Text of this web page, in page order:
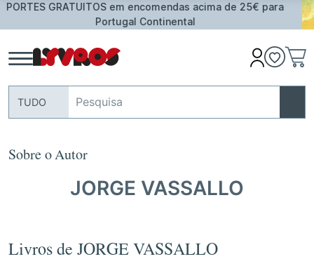
acima de 25€ para
Oferta de Toalha de Praia em
TUDO
Sobre o Autor
JORGE VASSALLO
Livros de JORGE VASSALLO